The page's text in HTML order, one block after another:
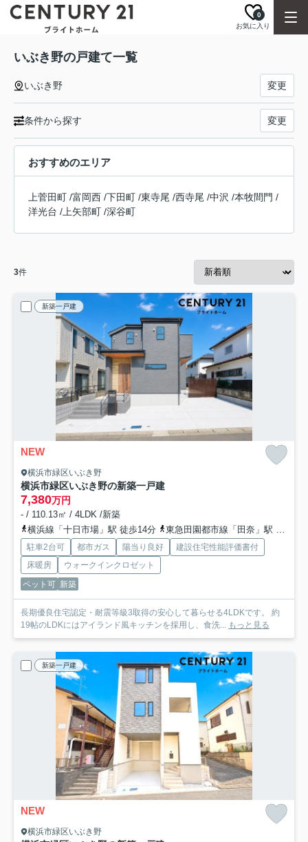
お気に入り
0
いぶき野の戸建て一覧
いぶき野 変更
条件から探す 変更
おすすめのエリア
上菅田町 /富岡西 /下田町 /東寺尾 /西寺尾 /中沢 /本牧間門 /
洋光台 / 上矢部町 /深谷町
3件
新築一戸建
NEW
横浜市緑区いぶき野
横浜市緑区いぶき野の新築一戸建
7,380万円
- / 110.13㎡ / 4LDK /新築
横浜線「十日市場」駅 徒歩14分
東急田園都市線「田奈」駅 バス4分 「稲荷前」 停歩8分
駐車2台可 都市ガス 陽当り良好
建設住宅性能評価書付
床暖房
ウォークインクロゼット
ペット可 新築
長期優良住宅認定・耐震等級3取得の安心して暮らせる4LDKです。 約
19帖のLDKにはアイランド風キッチンを採用し、食洗... もっと見る
新築一戸建
NEW
横浜市緑区いぶき野